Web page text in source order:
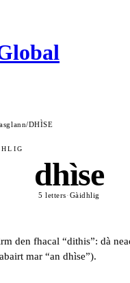
/DHÌSE
dhìse
5 letters·Gàidhlig
den fhacal “dithis”: dà
mar “an dhìse”).